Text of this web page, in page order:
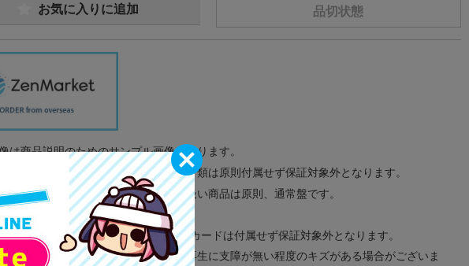
品切状態
お気に入りに追加
は商品説明のためのサンプル画像になります。
、書籍の帯やぬいぐるみのタグ、コード類は原則付属せず保証対象外となります。
備考欄に特別な記載が無い限り取り扱い商品は原則、通常盤です。
は原則として保証対象外となります。
本体には、SDカードなどのメモリーカードは付属せず保証対象外となります。
類の読み取り面のキズに関しまして再生に支障が無い程度のキズがある場合がございま